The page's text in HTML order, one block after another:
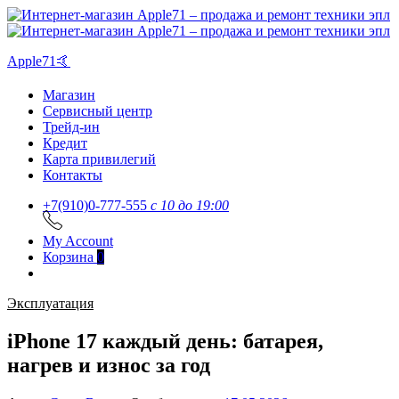
Apple71🤙
Магазин
Сервисный центр
Трейд-ин
Кредит
Карта привилегий
Контакты
+7(910)0-777-555 c 10 до 19:00
My Account
Корзина 0
Эксплуатация
iPhone 17 каждый день: батарея,
нагрев и износ за год